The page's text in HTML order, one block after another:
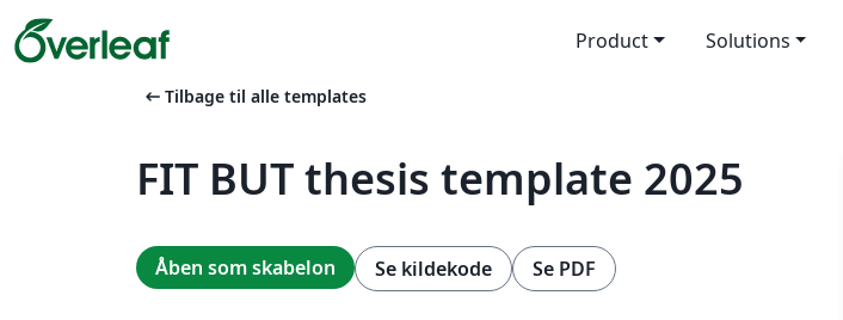
Product Solutions
arrow_left_alt Tilbage til alle templates
FIT BUT thesis template 2025
Åben som skabelon Se kildekode Se PDF